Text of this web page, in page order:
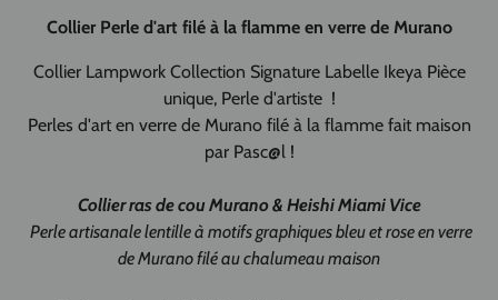
Collier Perle d'art filé à la flamme en verre de Murano
Collier Lampwork Collection Signature Labelle Ikeya Pièce
unique, Perle d'artiste !
Perles d'art en verre de Murano filé à la flamme fait maison
par Pasc@l !
Collier ras de cou Murano & Heishi Miami Vice
Perle artisanale lentille à motifs graphiques bleu et rose en verre
de Murano filé au chalumeau maison